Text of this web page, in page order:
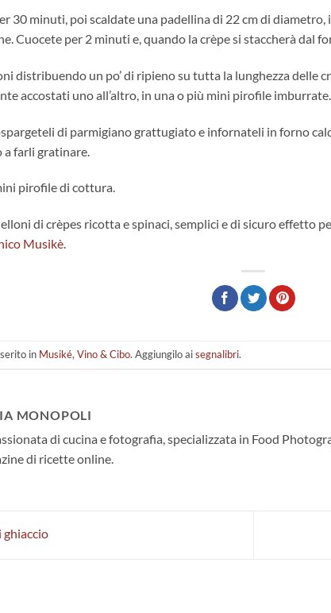
30 minuti, poi scaldate una padellina di 22 cm di
Cuocete per 2 minuti e, quando la crèpe si staccherà dal
distribuendo un po’ di ripieno su tutta la lunghezza delle
accostati uno all’altro, in una o più mini pirofile imburrate.
di parmigiano grattugiato e infornateli in forno
a farli gratinare.
pirofile di cottura.
di crèpes ricotta e spinaci, semplici e di sicuro effetto
Musikè.
in Musiké,Vino & Cibo. Aggiungilo aisegnalibri.
MONOPOLI
di cucina e fotografia, specializzata in Food
di ricette online.
ghiaccio